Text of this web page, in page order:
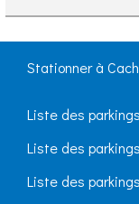
Stationner à
Liste des
Liste des
Liste des